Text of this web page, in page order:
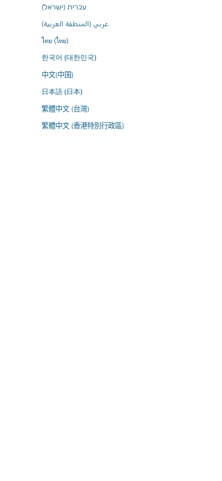
עברית (ישראל)
عربي (المنطقة العربية)
ไทย (ไทย)
한국어 (대한민국)
中文(中国)
日本語 (日本)
繁體中文 (台灣)
繁體中文 (香港特別行政區)